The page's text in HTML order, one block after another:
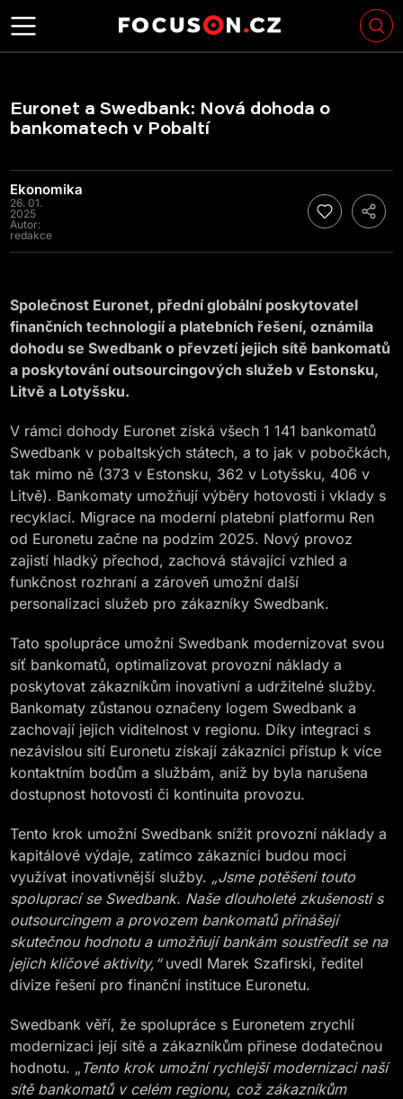
Euronet a Swedbank: Nová dohoda o
bankomatech v Pobaltí
Ekonomika
26. 01.
2025
Autor:
redakce
Společnost Euronet, přední globální poskytovatel
finančních technologií a platebních řešení, oznámila
dohodu se Swedbank o převzetí jejich sítě bankomatů
a poskytování outsourcingových služeb v Estonsku,
Litvě a Lotyšsku.
V rámci dohody Euronet získá všech 1 141 bankomatů
Swedbank v pobaltských státech, a to jak v pobočkách,
tak mimo ně (373 v Estonsku, 362 v Lotyšsku, 406 v
Litvě). Bankomaty umožňují výběry hotovosti i vklady s
recyklací. Migrace na moderní platební platformu Ren
od Euronetu začne na podzim 2025. Nový provoz
zajistí hladký přechod, zachová stávající vzhled a
funkčnost rozhraní a zároveň umožní další
personalizaci služeb pro zákazníky Swedbank.
Tato spolupráce umožní Swedbank modernizovat svou
síť bankomatů, optimalizovat provozní náklady a
poskytovat zákazníkům inovativní a udržitelné služby.
Bankomaty zůstanou označeny logem Swedbank a
zachovají jejich viditelnost v regionu. Díky integraci s
nezávislou sítí Euronetu získají zákazníci přístup k více
kontaktním bodům a službám, aniž by byla narušena
dostupnost hotovosti či kontinuita provozu.
Tento krok umožní Swedbank snížit provozní náklady a
kapitálové výdaje, zatímco zákazníci budou moci
využívat inovativnější služby. „Jsme potěšeni touto
spoluprací se Swedbank. Naše dlouholeté zkušenosti s
outsourcingem a provozem bankomatů přinášejí
skutečnou hodnotu a umožňují bankám soustředit se na
jejich klíčové aktivity,“uvedl Marek Szafirski, ředitel
divize řešení pro finanční instituce Euronetu.
Swedbank věří, že spolupráce s Euronetem zrychlí
modernizaci její sítě a zákazníkům přinese dodatečnou
hodnotu. „ Tento krok umožní rychlejší modernizaci naší
sítě bankomatů v celém regionu, což zákazníkům